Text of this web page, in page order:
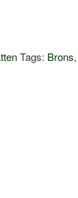
Tags: Brons,